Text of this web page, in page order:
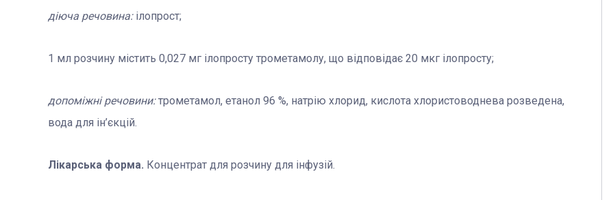
діюча речовина: ілопрост;
1 мл розчину містить 0,027 мг ілопросту трометамолу, що відповідає 20 мкг ілопросту;
допоміжні речовини:трометамол, етанол 96 %, натрію хлорид, кислота хлористоводнева розведена,
вода для ін’єкцій.
Лікарська форма. Концентрат для розчину для інфузій.